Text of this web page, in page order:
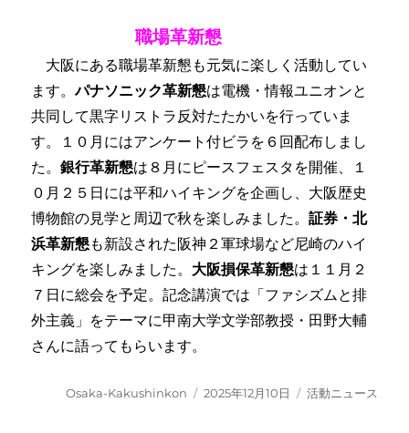
職場革新懇
大阪にある職場革新懇も元気に楽しく活動してい
ます。パナソニック革新懇は電機・情報ユニオンと
共同して黒字リストラ反対たたかいを行っていま
す。１０月にはアンケート付ビラを６回配布しまし
た。銀行革新懇は８月にピースフェスタを開催、１
０月２５日には平和ハイキングを企画し、大阪歴史
博物館の見学と周辺で秋を楽しみました。証券・北
浜革新懇も新設された阪神２軍球場など尼崎のハイ
キングを楽しみました。 大阪損保革新懇は１１月２
７日に総会を予定。記念講演では「ファシズムと排
外主義」をテーマに甲南大学文学部教授・田野大輔
さんに語ってもらいます。
投
Osaka-Kakushinkon
投
2025年12月10日
カ
活動ニュース